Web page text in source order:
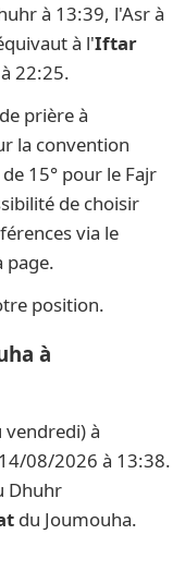
à 13:39, l'Asr à
à l'Iftar
22:25.
prière à
la convention
15° pour le Fajr
de choisir
via le
page.
position.
à
à
08/2026 à 13:38.
Dhuhr
du Joumouha.